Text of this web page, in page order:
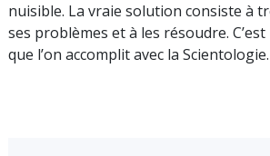
nuisible. La vraie solution consiste à
ses problèmes et à les résoudre.
que l’on accomplit avec la Scientologie.